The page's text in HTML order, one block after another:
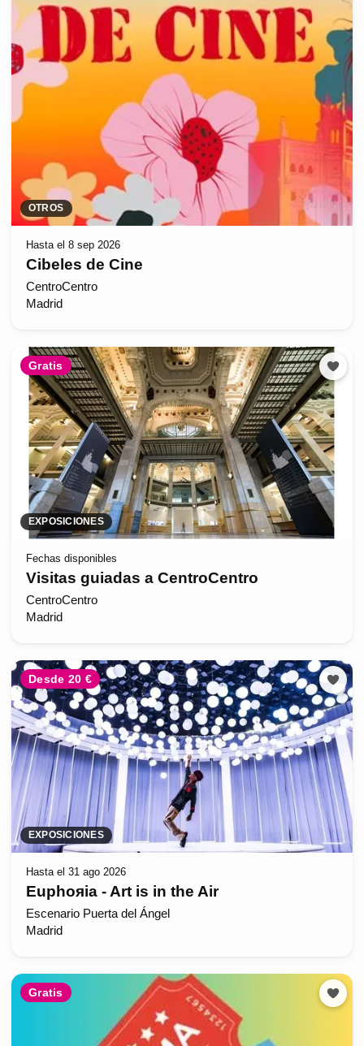
OTROS
Hasta el 8 sep 2026
Cibeles de Cine
CentroCentro
Madrid
Gratis
EXPOSICIONES
Fechas disponibles
Visitas guiadas a CentroCentro
CentroCentro
Madrid
Desde 20 €
EXPOSICIONES
Hasta el 31 ago 2026
Euphoяia - Art is in the Air
Escenario Puerta del Ángel
Madrid
Gratis